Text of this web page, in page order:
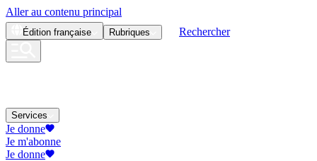
Aller au contenu principal
Édition française Rubriques Rechercher
Services
Je donne
Je m'abonne
Je donne